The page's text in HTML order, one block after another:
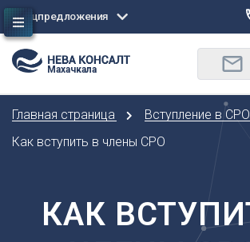
Москва
Санкт-Петербург
Б
Барнаул
О
Омск
Спецпредложения
Махачкала
Главная страница
Вступление в СРО
Как вступить в члены СРО
КАК